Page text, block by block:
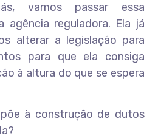
vamos passar essa
agência reguladora. Ela já
alterar a legislação para
para que ela consiga
à altura do que se espera
à construção de dutos